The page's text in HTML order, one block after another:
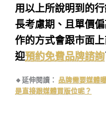
用以上所說明到的
長考慮期、且單價
作的方式會跟市面
迎預約免費品牌諮詢
🔸延伸閱讀： 品牌需要媒體
是直接跟媒體買版位呢？